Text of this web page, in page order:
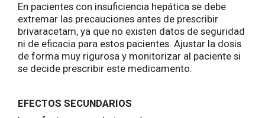
En pacientes con insuficiencia hepática se debe
extremar las precauciones antes de prescribir
brivaracetam, ya que no existen datos de seguridad
ni de eficacia para estos pacientes. Ajustar la dosis
de forma muy rigurosa y monitorizar al paciente si
se decide prescribir este medicamento.
EFECTOS SECUNDARIOS